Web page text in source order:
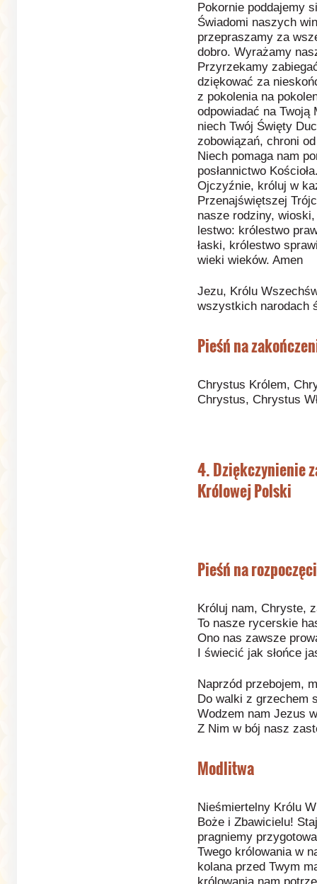
Pokornie poddajemy
Świadomi naszych
przepraszamy za
dobro. Wyrażamy
Przyrzekamy
dziękować za
z pokolenia na
odpowiadać na Twoją
niech Twój Święty
zobowiązań, chroni
Niech pomaga nam
posłannictwo
Ojczyźnie, króluj w
Przenajświętszej
nasze rodziny, wioski,
lestwo: królestwo
łaski, królestwo
wieki wieków. Amen
Jezu, Królu
wszystkich narodach
Pieśń na
Chrystus Królem,
Chrystus, Chrystus
4. Dziękczynienie
Królowej Polski
Pieśń na
Króluj nam, Chryste,
To nasze rycerskie
Ono nas zawsze
I świecić jak słońce
Naprzód przebojem,
Do walki z grzechem
Wodzem nam Jezus
Z Nim w bój nasz
Modlitwa
Nieśmiertelny Królu
Boże i Zbawicielu!
pragniemy
Twego królowania w
kolana przed Twym
królowania nam